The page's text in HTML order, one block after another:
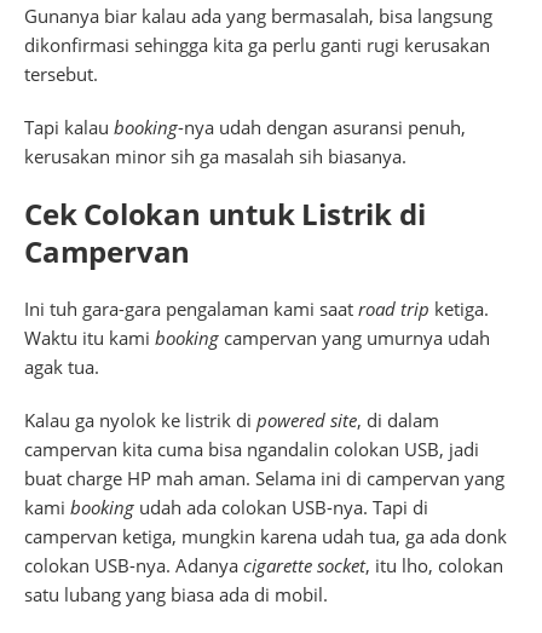
Gunanya biar kalau ada yang bermasalah, bisa langsung
dikonfirmasi sehingga kita ga perlu ganti rugi kerusakan
tersebut.
Tapi kalau booking-nya udah dengan asuransi penuh,
kerusakan minor sih ga masalah sih biasanya.
Cek Colokan untuk Listrik di
Campervan
Ini tuh gara-gara pengalaman kami saat road trip ketiga.
Waktu itu kami booking campervan yang umurnya udah
agak tua.
Kalau ga nyolok ke listrik di powered site, di dalam
campervan kita cuma bisa ngandalin colokan USB, jadi
buat charge HP mah aman. Selama ini di campervan yang
kami booking udah ada colokan USB-nya. Tapi di
campervan ketiga, mungkin karena udah tua, ga ada donk
colokan USB-nya. Adanya cigarette socket, itu lho, colokan
satu lubang yang biasa ada di mobil.